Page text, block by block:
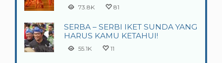
73.8K 81
SERBA – SERBI IKET SUNDA YANG
HARUS KAMU KETAHUI!
55.1K 11